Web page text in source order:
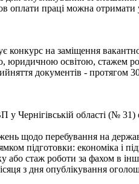
праці можна отримати у
конкурс на заміщення
освітою, стажем
документів - протягом
області (№
щодо перебування на
підготовки: економіка і
або стаж роботи за фахом в
з дня опублікування